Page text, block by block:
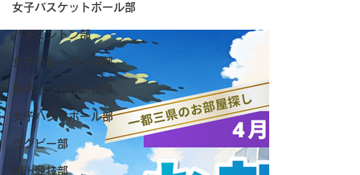
女子バスケットボール部
バドミントン部
女子バレーボール部
男子ハンドボール部
女子ハンドボール部
ラグビー部
陸上競技部